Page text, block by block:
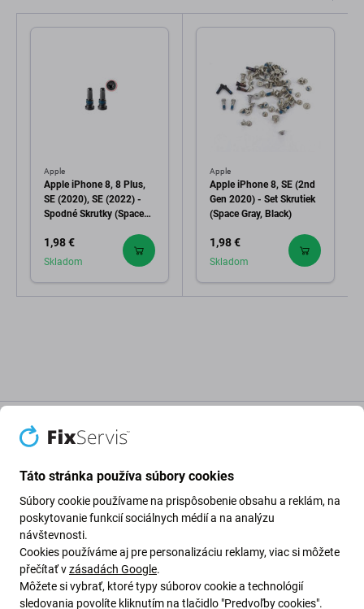
Apple
Apple iPhone 8, 8 Plus,
SE (2020), SE (2022) -
Spodné Skrutky (Space
1,98 €
Skladom
Apple
Apple iPhone 8, SE (2nd
Gen 2020) - Set Skrutiek
(Space Gray, Black)
1,98 €
Skladom
Skrutka pre Apple iPhone 8
Ak pri montáži alebo demontáži zariadenia Apple iPhone
8 stratíte alebo poškodíte skrutku, toto je diel, ktorý
potrebujete, aby vaše zariadenie opäť fungovalo.
Táto stránka používa súbory cookies
Súbory cookie používame na prispôsobenie obsahu a reklám, na
poskytovanie funkcií sociálnych médií a na analýzu
návštevnosti.
Cookies používáme aj pre personalizáciu reklamy, viac si môžete
přečítať vzásadách Google.
Môžete si vybrať, ktoré typy súborov cookie a technológií
sledovania povolíte kliknutím na tlačidlo "Predvoľby cookies".